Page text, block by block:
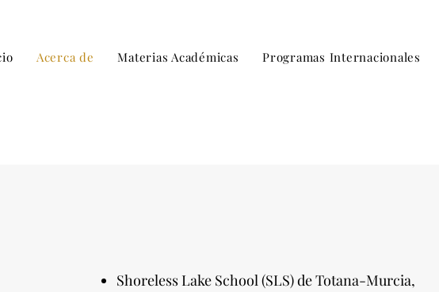
Acerca de Materias Académicas Programas Internacionales
Shoreless Lake School (SLS) de Totana-Murcia,